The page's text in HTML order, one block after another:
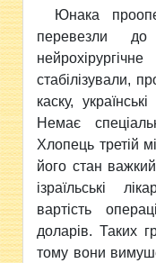
Юнака
перевезли
стабілізували,
каску,
Немає
Хлопець третій
його стан
ізраїльські
вартість
доларів. Таких
тому вони